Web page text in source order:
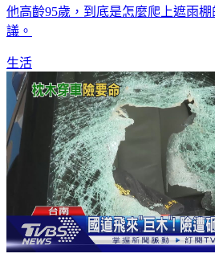
他高齡95歲，到底是怎麼爬上遮雨
議。
生活